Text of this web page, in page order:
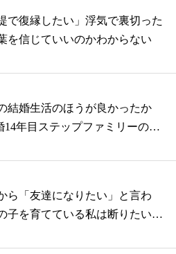
で復縁したい」浮気で裏切った
を信じていいのかわからない
結婚生活のほうが良かったか
14年目ステップファミリーの実
ら「友達になりたい」と言わ
子を育てている私は断りたい。